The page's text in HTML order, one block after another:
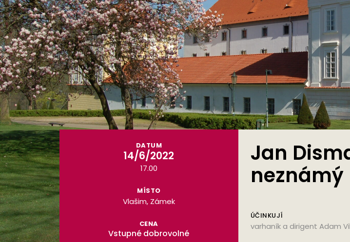
DATUM
14/6/2022
17.00
MÍSTO
Vlašim, Zámek
CENA
Vstupné dobrovolné
Jan
neznámý
ÚČINKUJÍ
varhaník a dirigent Adam